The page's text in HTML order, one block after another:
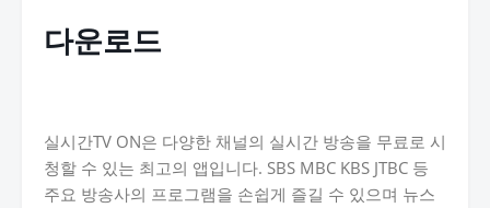
다운로드
실시간TV ON은 다양한 채널의 실시간 방송을 무료로 시
청할 수 있는 최고의 앱입니다. SBS MBC KBS JTBC 등
주요 방송사의 프로그램을 손쉽게 즐길 수 있으며 뉴스